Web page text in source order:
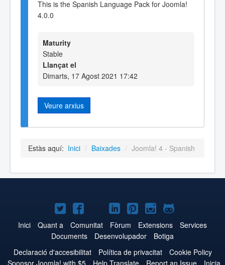
This is the Spanish Language Pack for Joomla!
4.0.0
Maturity
Stable
Llançat el
Dimarts, 17 Agost 2021 17:42
Veure arxius
Estàs aquí: Inici / Baixades / Joomla! 4 - Spanish
Joomla!
a
Twitter
Joomla!
a
Facebook
Joomla!
a
YouTube
Joomla!
a
LinkedIn
Joomla!
a
Pinterest
Joomla!
a
Instagram
Joomla!
a
GitHub
Inici Quant a Comunitat Fòrum Extensions
Services
Documents
Desenvolupador
Botiga
Declaració d'accesibilitat
Política de privacitat
Cookie Policy
Sponsor Joomla! with $5
Help Translate Report an Issue Inicia